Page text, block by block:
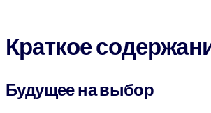
Краткое
Будущее на выбор